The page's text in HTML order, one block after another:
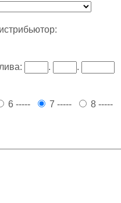
.
.
6 ----- 7 -----
8 -----